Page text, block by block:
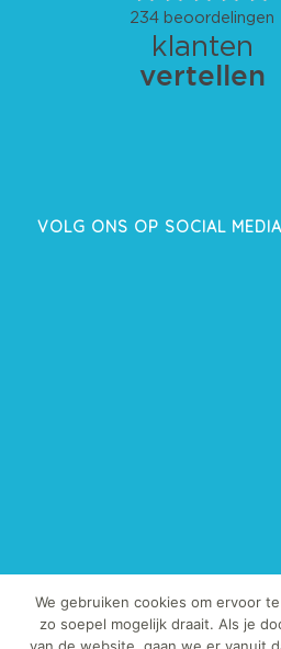
VOLG ONS OP SOCIAL
We gebruiken cookies om ervoor
zo soepel mogelijk draait. Als je